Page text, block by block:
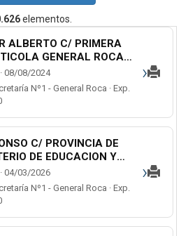
elementos.
ALBERTO C/ PRIMERA
GENERAL ROCA
S.A. S/ ACCIDENTE DE
· 08/08/2024
Nº1 - General Roca · Exp.
›
C/ PROVINCIA DE
DE EDUCACION Y
S/ CONTENCIOSO
· 04/03/2026
Nº1 - General Roca · Exp.
›